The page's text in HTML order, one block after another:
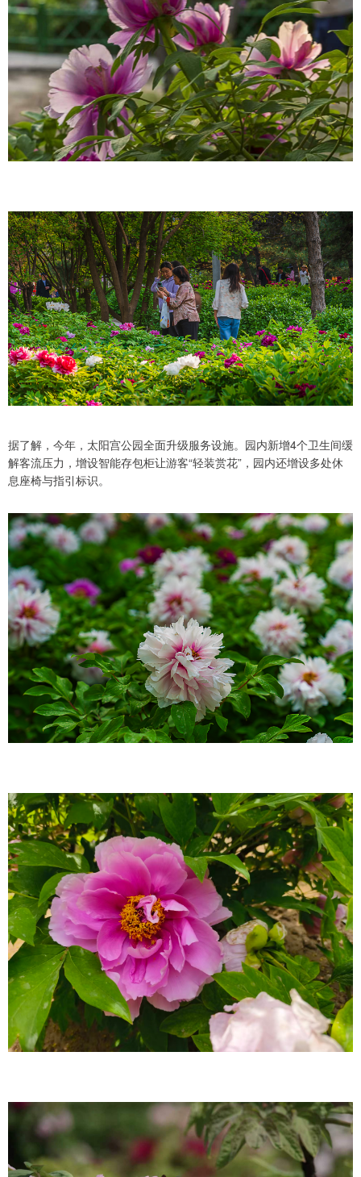
据了解，今年，太阳宫公园全面升级服务设施。园内新增4个卫生间缓
解客流压力，增设智能存包柜让游客“轻装赏花”，园内还增设多处休
息座椅与指引标识。